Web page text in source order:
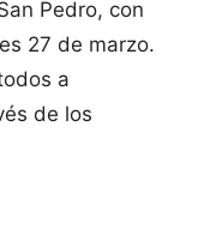
Pedro, con
27 de marzo.
a
de los